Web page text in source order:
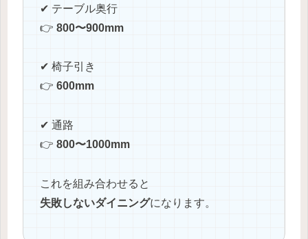
✔ テーブル奥行
👉 800〜900mm
✔ 椅子引き
👉 600mm
✔ 通路
👉 800〜1000mm
これを組み合わせると
失敗しないダイニングになります。